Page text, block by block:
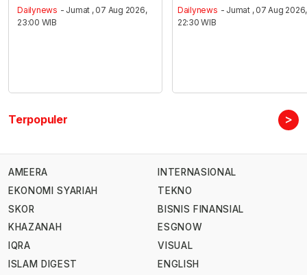
Dailynews - Jumat , 07 Aug 2026,
23:00 WIB
Dailynews - Jumat , 07 Aug 2026,
22:30 WIB
Terpopuler >
AMEERA
EKONOMI SYARIAH
SKOR
KHAZANAH
IQRA
ISLAM DIGEST
INTERNASIONAL
TEKNO
BISNIS FINANSIAL
ESGNOW
VISUAL
ENGLISH